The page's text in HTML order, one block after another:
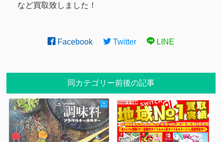
など買取致しました！
Facebook Twitter LINE
同カテゴリー前後の記事